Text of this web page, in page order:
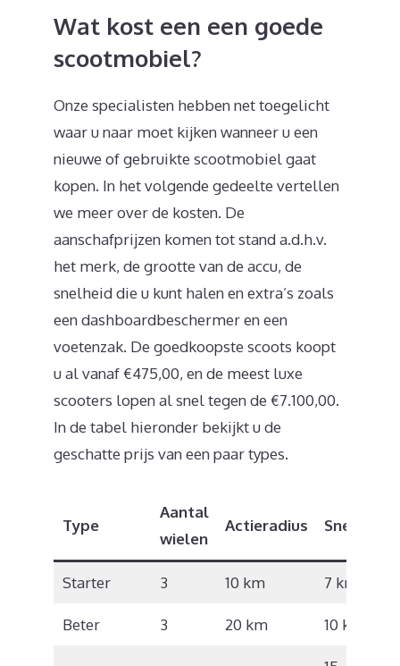
Wat kost een een goede
scootmobiel?
Onze specialisten hebben net toegelicht
waar u naar moet kijken wanneer u een
nieuwe of gebruikte scootmobiel gaat
kopen. In het volgende gedeelte vertellen
we meer over de kosten. De
aanschafprijzen komen tot stand a.d.h.v.
het merk, de grootte van de accu, de
snelheid die u kunt halen en extra’s zoals
een dashboardbeschermer en een
voetenzak. De goedkoopste scoots koopt
u al vanaf €475,00, en de meest luxe
scooters lopen al snel tegen de €7.100,00.
In de tabel hieronder bekijkt u de
geschatte prijs van een paar types.
Type
Aantal
wielen
Actieradius Snelheid
Starter 3 10 km 7 km/u
Beter 3 20 km 10 km/u